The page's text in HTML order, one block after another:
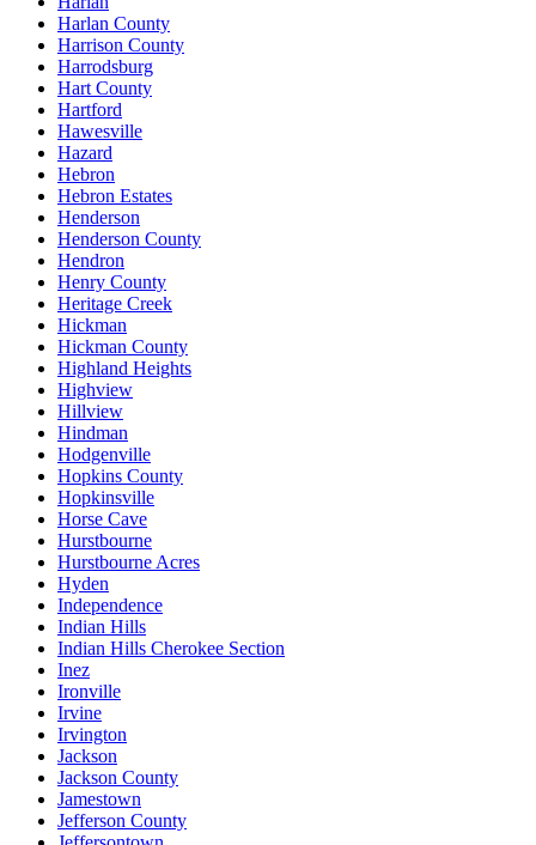
Harlan County
Harrison County
Harrodsburg
Hart County
Hartford
Hawesville
Hazard
Hebron
Hebron Estates
Henderson
Henderson County
Hendron
Henry County
Heritage Creek
Hickman
Hickman County
Highland Heights
Highview
Hillview
Hindman
Hodgenville
Hopkins County
Hopkinsville
Horse Cave
Hurstbourne
Hurstbourne Acres
Hyden
Independence
Indian Hills
Indian Hills Cherokee Section
Inez
Ironville
Irvine
Irvington
Jackson
Jackson County
Jamestown
Jefferson County